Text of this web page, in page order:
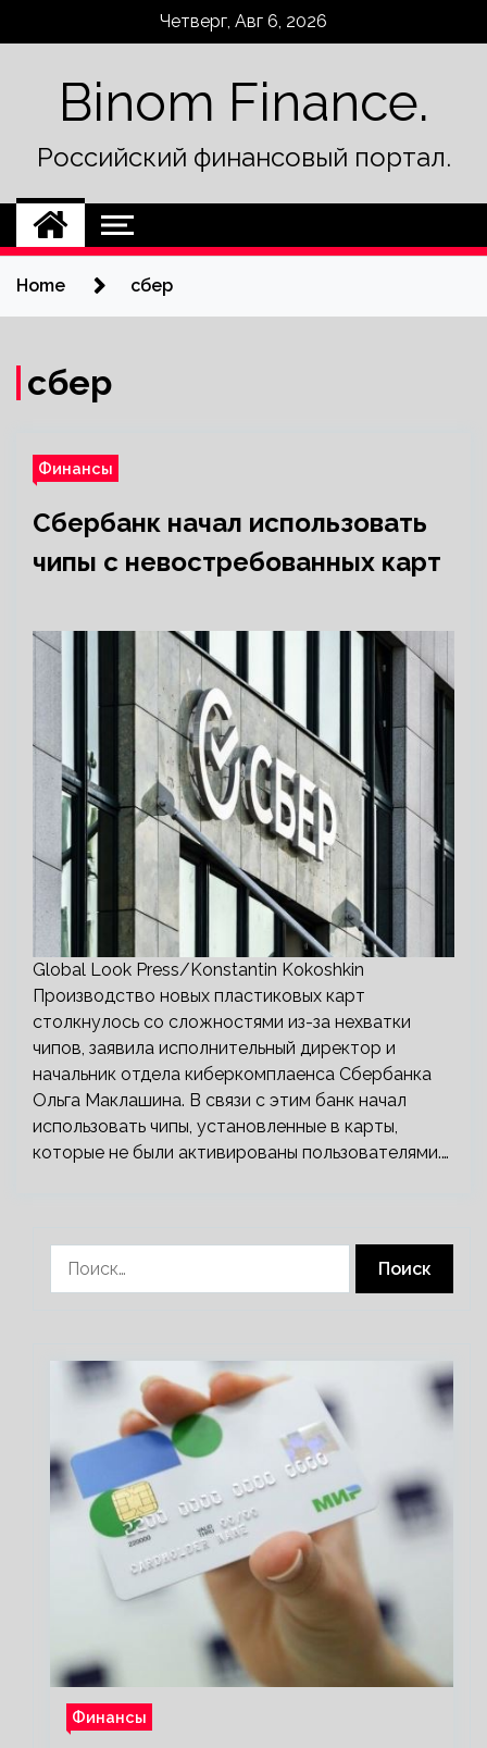
Четверг, Авг 6, 2026
Binom Finance.
Российский финансовый портал.
Home сбер
сбер
Финансы
Сбербанк начал использовать
чипы с невостребованных карт
Global Look Press/Konstantin Kokoshkin
Производство новых пластиковых карт
столкнулось со сложностями из-за нехватки
чипов, заявила исполнительный директор и
начальник отдела киберкомплаенса Сбербанка
Ольга Маклашина. В связи с этим банк начал
использовать чипы, установленные в карты,
которые не были активированы пользователями.…
Финансы